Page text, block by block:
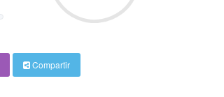
Compartir